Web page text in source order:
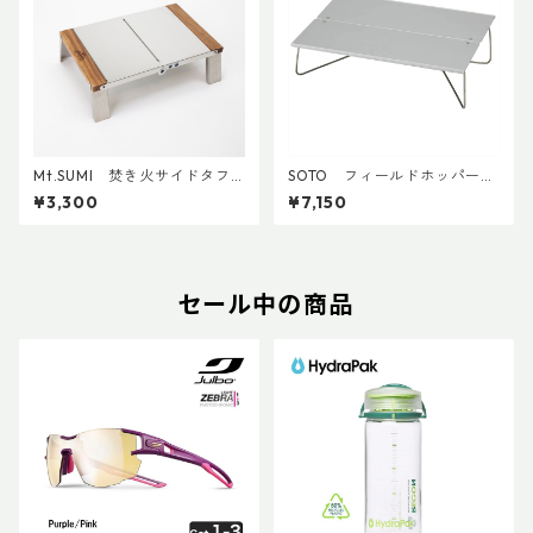
Mt.SUMI 焚き火サイドタフ
テーブルミニ
¥3,300
SOTO フィールドホッパー
ST-630
¥7,150
セール中の商品